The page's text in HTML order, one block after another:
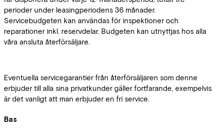
perioder under leasingperiodens 36 månader.
Servicebudgeten kan användas för inspektioner och
reparationer inkl. reservdelar. Budgeten kan utnyttjas hos alla
våra ansluta återförsäljare.
Eventuella servicegarantier från återförsäljaren som denne
erbjuder till alla sina privatkunder gäller fortfarande, exempelvis
är det vanligt att man erbjuder en fri service.
Bas